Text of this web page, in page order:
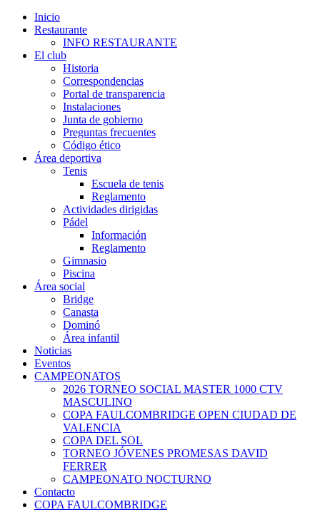
Inicio
Restaurante
INFO RESTAURANTE
El club
Historia
Correspondencias
Portal de transparencia
Instalaciones
Junta de gobierno
Preguntas frecuentes
Código ético
Área deportiva
Tenis
Escuela de tenis
Reglamento
Actividades dirigidas
Pádel
Información
Reglamento
Gimnasio
Piscina
Área social
Bridge
Canasta
Dominó
Área infantil
Noticias
Eventos
CAMPEONATOS
2026 TORNEO SOCIAL MASTER 1000 CTV
MASCULINO
COPA FAULCOMBRIDGE OPEN CIUDAD DE
VALENCIA
COPA DEL SOL
TORNEO JÓVENES PROMESAS DAVID
FERRER
CAMPEONATO NOCTURNO
Contacto
COPA FAULCOMBRIDGE